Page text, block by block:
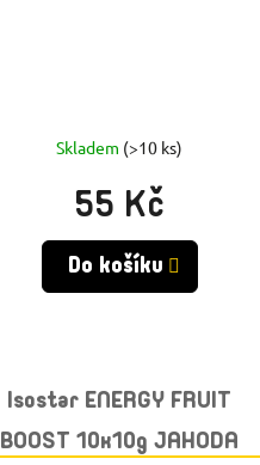
Skladem (>10 ks)
55 Kč
Do košíku
Isostar ENERGY FRUIT
BOOST 10x10g JAHODA